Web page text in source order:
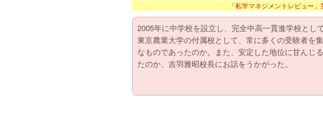
「私学マネジメントレビュー
2005年に中学校を設立し、完全中高一貫進学校とし
東京農業大学の付属校として、常に多くの受験者を
なものであったのか。また、安定した地位に甘んじ
たのか、吉羽雅昭校長にお話をうかがった。